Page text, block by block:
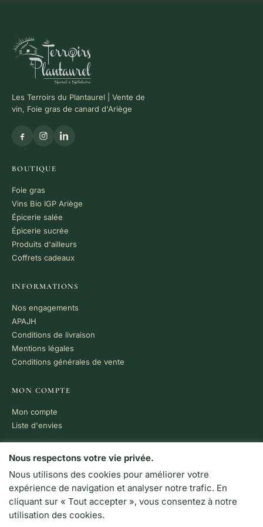
Les Terroirs du Plantaurel | Vente de
vin, Foie gras de canard d'Ariège
BOUTIQUE
Foie gras
Vins Bio IGP Ariège
Épicerie salée
Épicerie sucrée
Produits d'ailleurs
Coffrets cadeaux
INFORMATIONS
Nos engagements
APAJH
Conditions de livraison
Mentions légales
Conditions générales de vente
MON COMPTE
Mon compte
Liste d'envies
PAIEMENT 100% SÉCURISÉ
VISA MC CB
LIVRAISON RAPIDE
Colissimo · Chronopost
Nous respectons votre vie privée.
Nous utilisons des cookies pour améliorer votre
expérience de navigation et analyser notre trafic. En
cliquant sur « Tout accepter », vous consentez à notre
utilisation des cookies.